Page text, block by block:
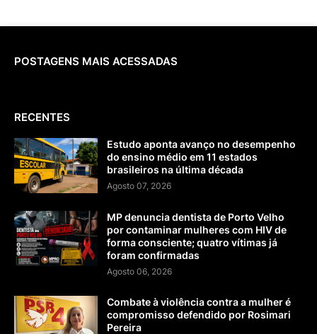
POSTAGENS MAIS ACESSADAS
RECENTES
Estudo aponta avanço no desempenho
do ensino médio em 11 estados
brasileiros na última década
Agosto 07, 2026
MP denuncia dentista de Porto Velho
por contaminar mulheres com HIV de
forma consciente; quatro vítimas já
foram confirmadas
Agosto 06, 2026
Combate à violência contra a mulher é
compromisso defendido por Rosimari
Pereira